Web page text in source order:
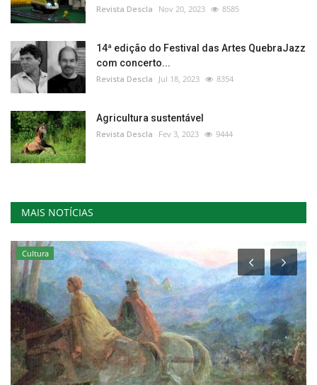
Revista Descla Nov 20, 2023 8585
14ª edição do Festival das Artes QuebraJazz
com concerto...
Revista Descla Jul 18, 2023 8354
Agricultura sustentável
Revista Descla Fev 3, 2023 9444
MAIS NOTÍCIAS
Cultura